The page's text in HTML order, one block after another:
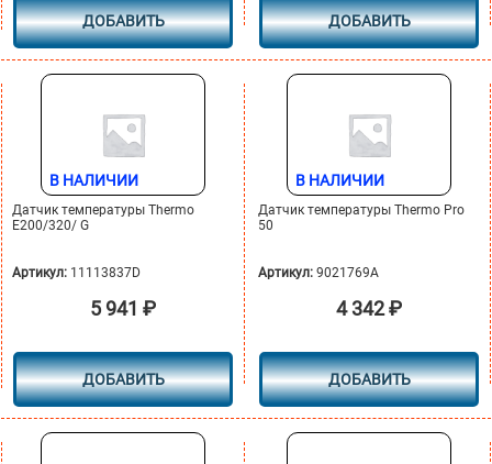
ДОБАВИТЬ ДОБАВИТЬ
В НАЛИЧИИ
Датчик температуры Thermo
E200/320/ G
Артикул: 11113837D
5 941 ₽
ДОБАВИТЬ
В НАЛИЧИИ
Датчик температуры Thermo Pro
50
Артикул: 9021769A
4 342₽
ДОБАВИТЬ